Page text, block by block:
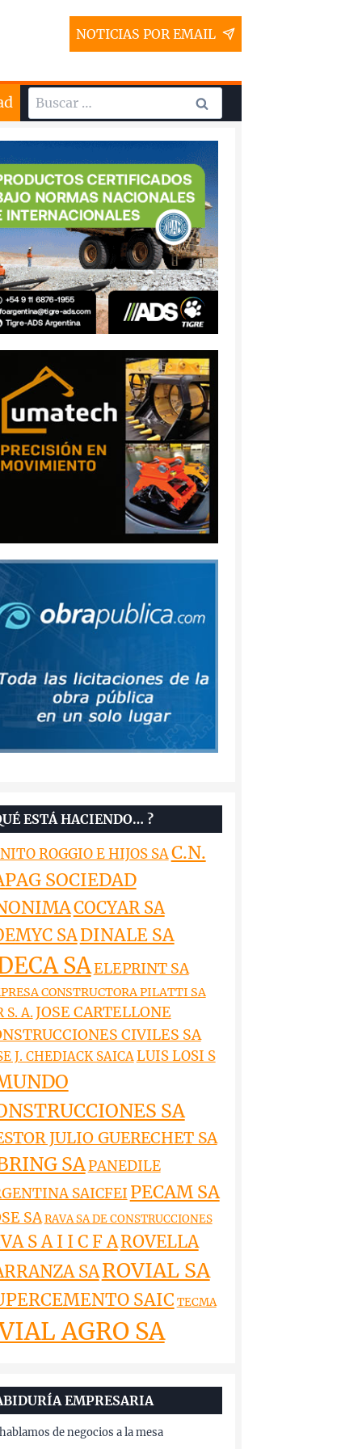
NOTICIAS POR EMAIL
Buscar:
ESTÁ HACIENDO… ?
ROGGIO E HIJOS SAC.N.
SOCIEDAD
COCYAR SA
SADINALE SA
SAELEPRINT SA
CONSTRUCTORA PILATTI SA
S. A.JOSE CARTELLONE
CIVILES SA
J. CHEDIACK SAICALUIS LOSI S
SA
JULIO GUERECHET SA
SAPANEDILE
SAICFEI PECAM SA
SARAVA SA DE CONSTRUCCIONES
S A I I C F AROVELLA
SAROVIAL SA
SAIC TECMA
AGRO SA
EMPRESARIA
de negocios a la mesa